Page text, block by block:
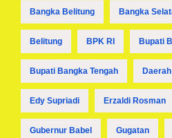
Bangka Belitung Bangka
Belitung BPK RI Bupati
Bupati Bangka Tengah Daerah
Edy Supriadi Erzaldi Rosman
Gubernur Babel Gugatan